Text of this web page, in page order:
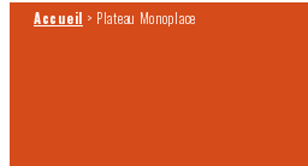
Accueil > Plateau Monoplace